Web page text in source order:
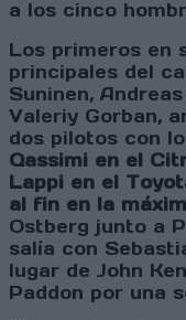
a los cinco
Los primeros en
principales del
Suninen,
Valeriy Gorban,
dos pilotos con
Qassimi en el
Lappi en el
al fin en la
Ostberg junto a
salía con
lugar de John
Paddon por una